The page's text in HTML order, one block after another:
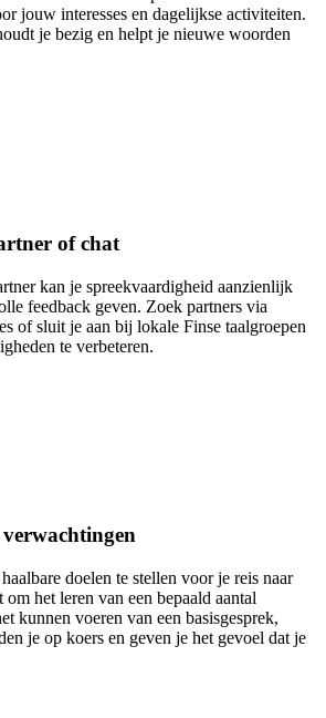
jouw interesses en dagelijkse activiteiten.
je bezig en helpt je nieuwe woorden
of chat
kan je spreekvaardigheid aanzienlijk
feedback geven. Zoek partners via
of sluit je aan bij lokale Finse taalgroepen
te verbeteren.
verwachtingen
doelen te stellen voor je reis naar
het leren van een bepaald aantal
kunnen voeren van een basisgesprek,
je op koers en geven je het gevoel dat je